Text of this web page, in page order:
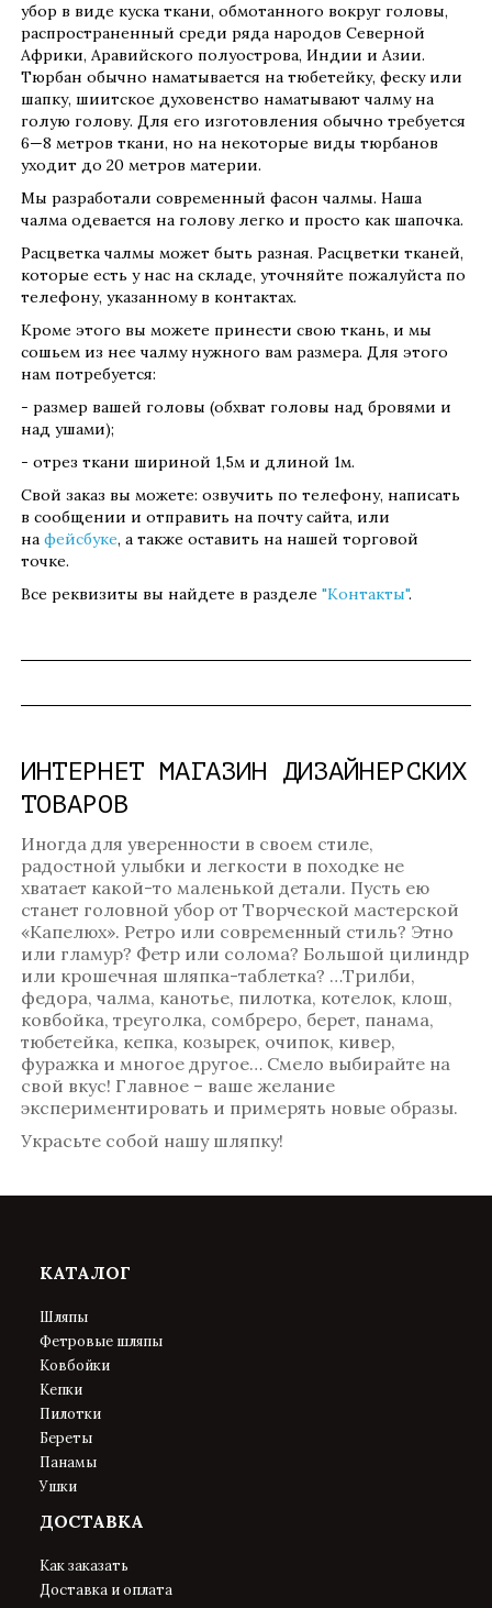
убор в виде куска ткани, обмотанного вокруг головы,
распространенный среди ряда народов Северной
Африки, Аравийского полуострова, Индии и Азии.
Тюрбан обычно наматывается на тюбетейку, феску или
шапку, шиитское духовенство наматывают чалму на
голую голову. Для его изготовления обычно требуется
6—8 метров ткани, но на некоторые виды тюрбанов
уходит до 20 метров материи.
Мы разработали современный фасон чалмы. Наша
чалма одевается на голову легко и просто как шапочка.
Расцветка чалмы может быть разная. Расцветки тканей,
которые есть у нас на складе, уточняйте пожалуйста по
телефону, указанному в контактах.
Кроме этого вы можете принести свою ткань, и мы
сошьем из нее чалму нужного вам размера. Для этого
нам потребуется:
- размер вашей головы (обхват головы над бровями и
над ушами);
- отрез ткани шириной 1,5м и длиной 1м.
Свой заказ вы можете: озвучить по телефону, написать
в сообщении и отправить на почту сайта, или
нафейсбуке, а также оставить на нашей торговой
точке.
Все реквизиты вы найдете в разделе"Контакты".
ИНТЕРНЕТ МАГАЗИН ДИЗАЙНЕРСКИХ
ТОВАРОВ
Иногда для уверенности в своем стиле,
радостной улыбки и легкости в походке не
хватает какой-то маленькой детали. Пусть ею
станет головной убор от Творческой мастерской
«Капелюх». Ретро или современный стиль? Этно
или гламур? Фетр или солома? Большой цилиндр
или крошечная шляпка-таблетка? …Трилби,
федора, чалма, канотье, пилотка, котелок, клош,
ковбойка, треуголка, сомбреро, берет, панама,
тюбетейка, кепка, козырек, очипок, кивер,
фуражка и многое другое… Смело выбирайте на
свой вкус! Главное – ваше желание
экспериментировать и примерять новые образы.
Украсьте собой нашу шляпку!
КАТАЛОГ
Шляпы
Фетровые шляпы
Ковбойки
Кепки
Пилотки
Береты
Панамы
Ушки
ДОСТАВКА
Как заказать
Доставка и оплата